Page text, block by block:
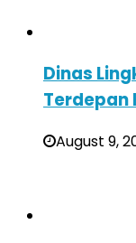
Dinas
Terdepan
August 9,